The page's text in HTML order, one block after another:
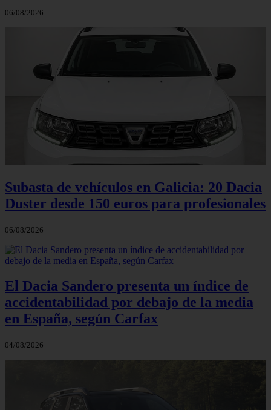
06/08/2026
Subasta de vehículos en Galicia: 20 Dacia
Duster desde 150 euros para profesionales
06/08/2026
El Dacia Sandero presenta un índice de
accidentabilidad por debajo de la media
en España, según Carfax
04/08/2026